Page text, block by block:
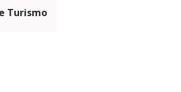
Turismo